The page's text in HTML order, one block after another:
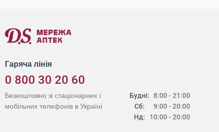
Гаряча лінія
0 800 30 20 60
Будні:
Сб:
Нд:
8:00 - 21:00
9:00 - 20:00
10:00 - 20:00
Безкоштовно зі стаціонарних і
мобільних телефонів в Україні